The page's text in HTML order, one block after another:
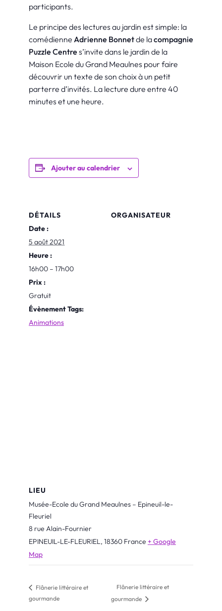
participants.
Le principe des lectures au jardin est simple: la
comédienne Adrienne Bonnetde lacompagnie
Puzzle Centre s’invite dans le jardin de la
Maison Ecole du Grand Meaulnes pour faire
découvrir un texte de son choix à un petit
parterre d’invités. La lecture dure entre 40
minutes et une heure.
Ajouter au calendrier
DÉTAILS
Date :
5 août 2021
Heure :
16h00 – 17h00
Prix :
Gratuit
Évènement Tags:
Animations
ORGANISATEUR
LIEU
Musée-Ecole du Grand Meaulnes – Epineuil-le-
Fleuriel
8 rue Alain-Fournier
EPINEUIL-LE-FLEURIEL, 18360 France + Google
Map
Flânerie littéraire et
gourmande
Flânerie littéraire et
gourmande